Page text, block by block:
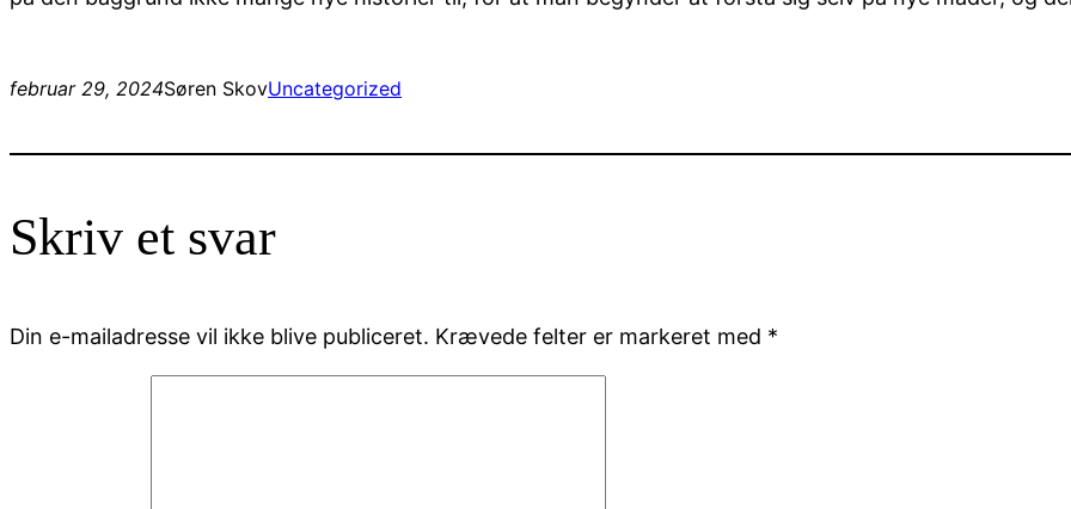
februar 29, 2024Søren SkovUncategorized
Skriv et svar
Din e-mailadresse vil ikke blive publiceret. Krævede felter er markeret med *